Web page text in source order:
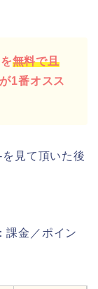
無料で且
1番オスス
見て頂いた後
課金／ポイン